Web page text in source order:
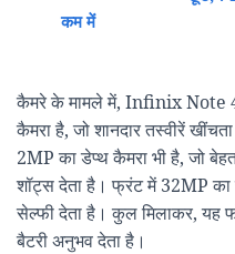
कम में
कैमरे के मामले में, Infinix Note
कैमरा है, जो शानदार तस्वीरें
2MP का डेप्थ कैमरा भी है, जो
शॉट्स देता है। फ्रंट में 32MP का
सेल्फी देता है। कुल मिलाकर, यह
बैटरी अनुभव देता है।